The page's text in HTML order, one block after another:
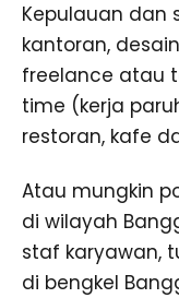
Kepulauan dan
kantoran,
freelance atau
time (kerja
restoran, kafe
Atau mungkin
di wilayah
staf karyawan,
di bengkel